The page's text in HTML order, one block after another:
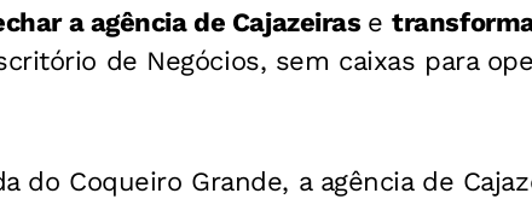
a agência de Cajazeiras e
de Negócios, sem caixas para
do Coqueiro Grande, a agência de